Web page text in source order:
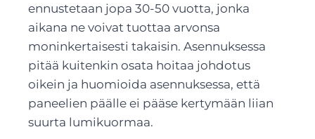
ennustetaan jopa 30-50 vuotta, jonka
aikana ne voivat tuottaa arvonsa
moninkertaisesti takaisin. Asennuksessa
pitää kuitenkin osata hoitaa johdotus
oikein ja huomioida asennuksessa, että
paneelien päälle ei pääse kertymään liian
suurta lumikuormaa.